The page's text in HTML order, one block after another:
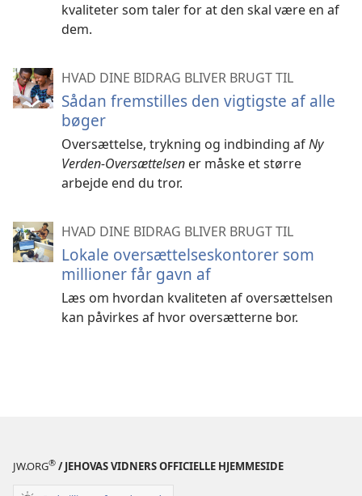
kvaliteter som taler for at den skal være en af
dem.
HVAD DINE BIDRAG BLIVER BRUGT TIL
Sådan fremstilles den vigtigste af alle
bøger
Oversættelse, trykning og indbinding afNy
Verden-Oversættelsen er måske et større
arbejde end du tror.
HVAD DINE BIDRAG BLIVER BRUGT TIL
Lokale oversættelseskontorer som
millioner får gavn af
Læs om hvordan kvaliteten af oversættelsen
kan påvirkes af hvor oversætterne bor.
JW.ORG® / JEHOVAS VIDNERS OFFICIELLE HJEMMESIDE